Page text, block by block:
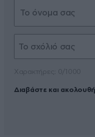
Διαβάστε και